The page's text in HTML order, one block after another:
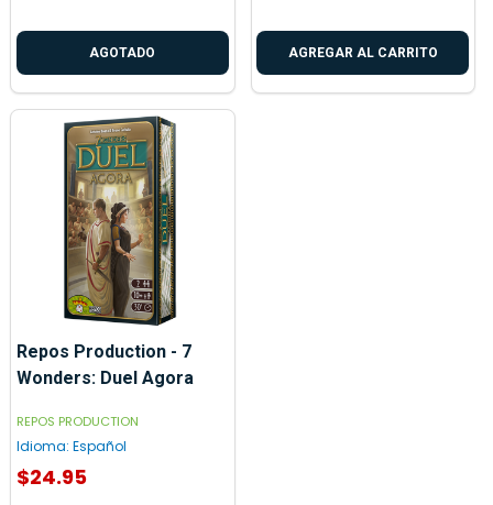
AGOTADO AGREGAR AL CARRITO
Repos Production - 7
Wonders: Duel Agora
REPOS PRODUCTION
Idioma: Español
$24.95